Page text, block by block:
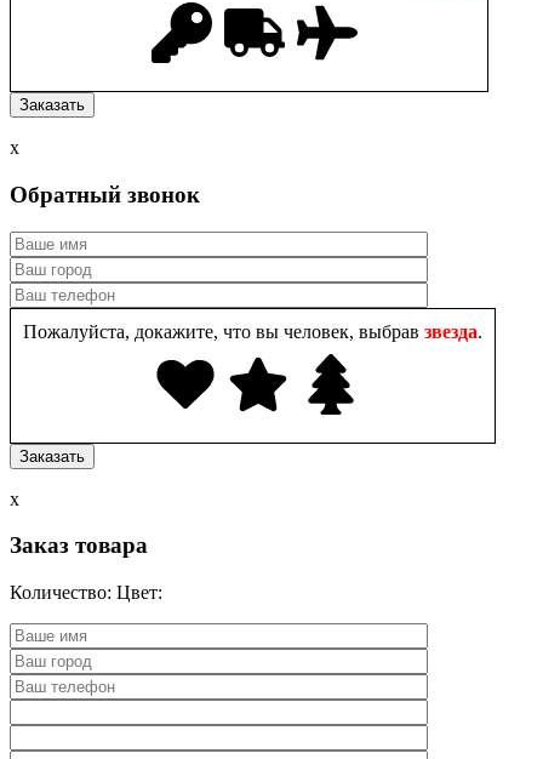
x
Обратный звонок
Пожалуйста, докажите, что вы человек, выбрав звезда.
x
Заказ товара
Количество: Цвет: